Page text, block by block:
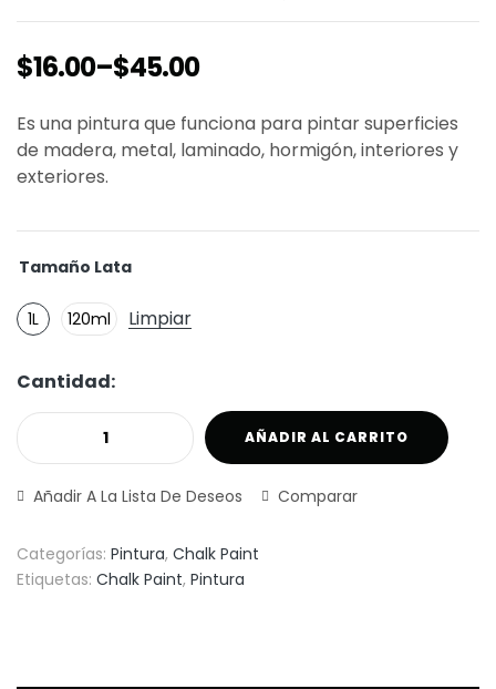
$16.00–$45.00
Es una pintura que funciona para pintar superficies
de madera, metal, laminado, hormigón, interiores y
exteriores.
Tamaño Lata
1L 120ml Limpiar
Cantidad:
AÑADIR AL CARRITO
Añadir A La Lista De Deseos Comparar
Categorías: Pintura, Chalk Paint
Etiquetas: Chalk Paint, Pintura